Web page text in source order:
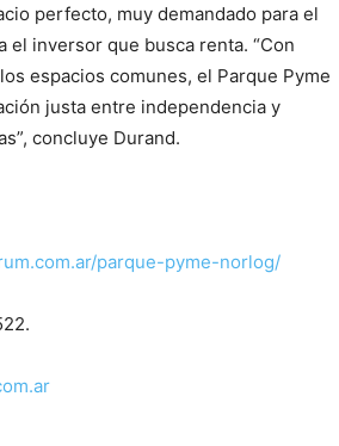
perfecto, muy demandado para el
el inversor que busca renta. “Con
espacios comunes, el Parque Pyme
justa entre independencia y
concluye Durand.
parque-pyme-norlog/